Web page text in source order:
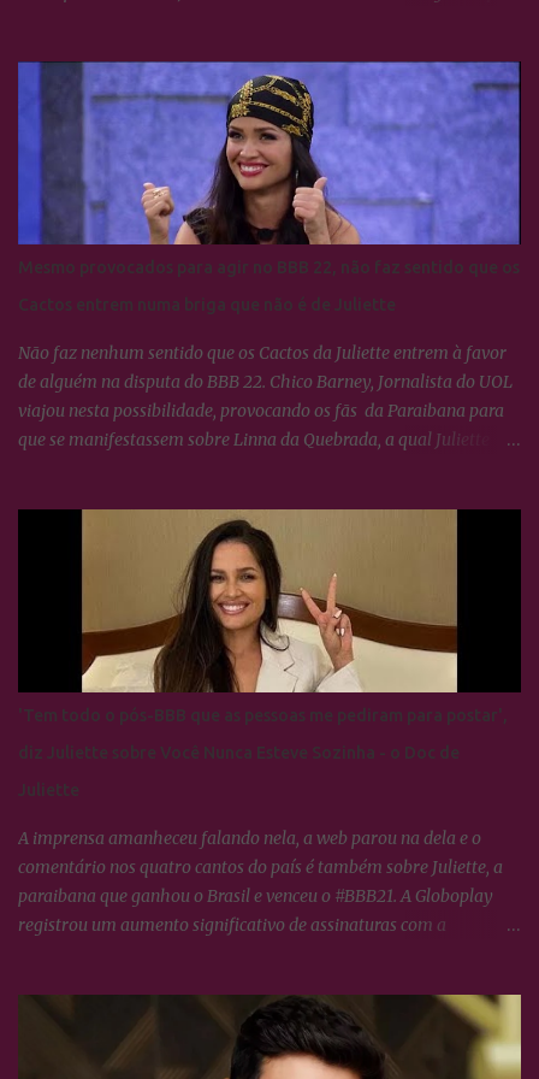
Mesmo provocados para agir no BBB 22, não faz sentido que os
Cactos entrem numa briga que não é de Juliette
Não faz nenhum sentido que os Cactos da Juliette entrem à favor
de alguém na disputa do BBB 22. Chico Barney, Jornalista do UOL
viajou nesta possibilidade, provocando os fãs da Paraibana para
que se manifestassem sobre Linna da Quebrada, a qual Juliette
imediata, ou seja, nada fizeram por nenhum participante até
'Tem todo o pós-BBB que as pessoas me pediram para postar',
diz Juliette sobre Você Nunca Esteve Sozinha - o Doc de
Juliette
A imprensa amanheceu falando nela, a web parou na dela e o
comentário nos quatro cantos do país é também sobre Juliette, a
paraibana que ganhou o Brasil e venceu o #BBB21. A Globoplay
registrou um aumento significativo de assinaturas com a
torcida nas redes sociais o que propícia um engajamento em torno
da campeã extraordinário, tudo o que ela faz no dia à dia, os
Cactos tratam logo transformar em hastags para mobilizar as